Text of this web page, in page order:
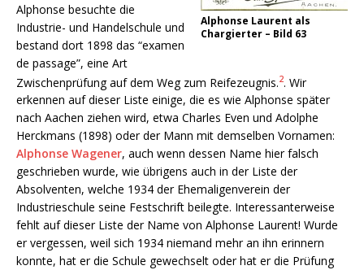
Alphonse Laurent als
Chargierter – Bild 63
Alphonse besuchte die
Industrie- und Handelschule und
bestand dort 1898 das “examen
de passage”, eine Art
Zwischenprüfung auf dem Weg zum Reifezeugnis.2. Wir
erkennen auf dieser Liste einige, die es wie Alphonse später
nach Aachen ziehen wird, etwa Charles Even und Adolphe
Herckmans (1898) oder der Mann mit demselben Vornamen:
Alphonse Wagener, auch wenn dessen Name hier falsch
geschrieben wurde, wie übrigens auch in der Liste der
Absolventen, welche 1934 der Ehemaligenverein der
Industrieschule seine Festschrift beilegte. Interessanterweise
fehlt auf dieser Liste der Name von Alphonse Laurent! Wurde
er vergessen, weil sich 1934 niemand mehr an ihn erinnern
konnte, hat er die Schule gewechselt oder hat er die Prüfung